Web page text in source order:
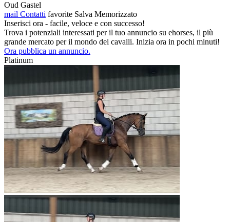
Oud Gastel
mail Contatti favorite Salva Memorizzato
Inserisci ora - facile, veloce e con successo!
Trova i potenziali interessati per il tuo annuncio su ehorses, il più
grande mercato per il mondo dei cavalli. Inizia ora in pochi minuti!
Ora pubblica un annuncio.
Platinum